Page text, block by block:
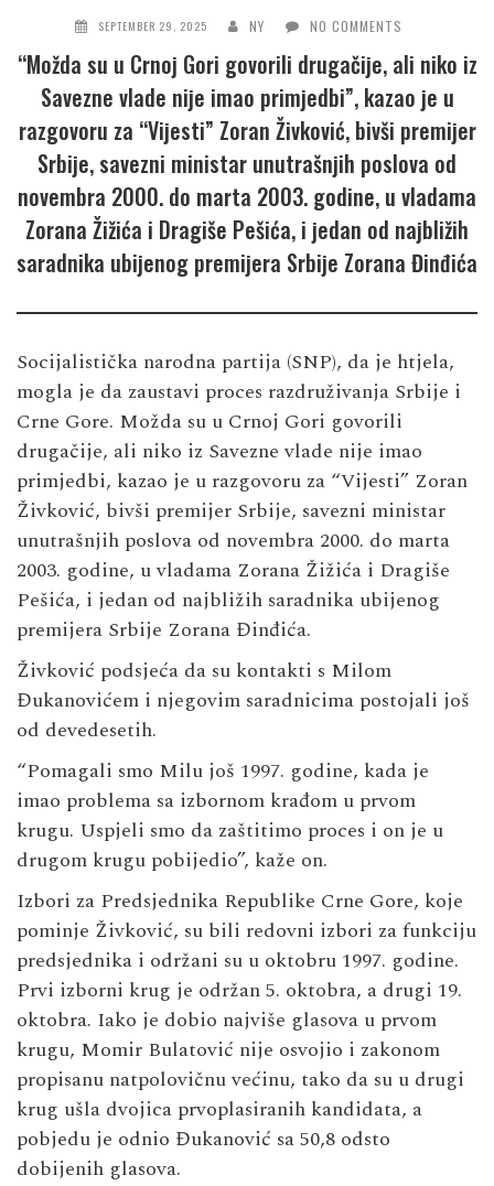
SEPTEMBER 29, 2025 NY NO COMMENTS
“Možda su u Crnoj Gori govorili drugačije, ali niko iz
Savezne vlade nije imao primjedbi”, kazao je u
razgovoru za “Vijesti” Zoran Živković, bivši premijer
Srbije, savezni ministar unutrašnjih poslova od
novembra 2000. do marta 2003. godine, u vladama
Zorana Žižića i Dragiše Pešića, i jedan od najbližih
saradnika ubijenog premijera Srbije Zorana Đinđića
Socijalistička narodna partija (SNP), da je htjela,
mogla je da zaustavi proces razdruživanja Srbije i
Crne Gore. Možda su u Crnoj Gori govorili
drugačije, ali niko iz Savezne vlade nije imao
primjedbi, kazao je u razgovoru za “Vijesti” Zoran
Živković, bivši premijer Srbije, savezni ministar
unutrašnjih poslova od novembra 2000. do marta
2003. godine, u vladama Zorana Žižića i Dragiše
Pešića, i jedan od najbližih saradnika ubijenog
premijera Srbije Zorana Đinđića.
Živković podsjeća da su kontakti s Milom
Đukanovićem i njegovim saradnicima postojali još
od devedesetih.
“Pomagali smo Milu još 1997. godine, kada je
imao problema sa izbornom krađom u prvom
krugu. Uspjeli smo da zaštitimo proces i on je u
drugom krugu pobijedio”, kaže on.
Izbori za Predsjednika Republike Crne Gore, koje
pominje Živković, su bili redovni izbori za funkciju
predsjednika i održani su u oktobru 1997. godine.
Prvi izborni krug je održan 5. oktobra, a drugi 19.
oktobra. Iako je dobio najviše glasova u prvom
krugu, Momir Bulatović nije osvojio i zakonom
propisanu natpolovičnu većinu, tako da su u drugi
krug ušla dvojica prvoplasiranih kandidata, a
pobjedu je odnio Đukanović sa 50,8 odsto
dobijenih glasova.